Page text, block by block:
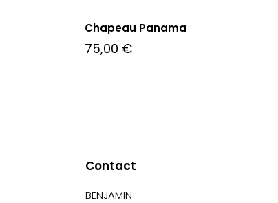
Chapeau Panama
75,00 €
Contact
BENJAMIN